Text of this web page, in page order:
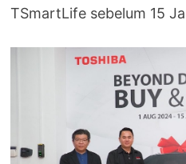
TSmartLife sebelum 15